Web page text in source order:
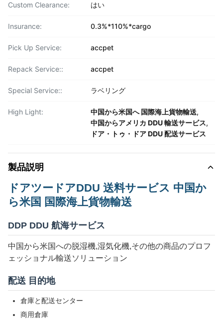
Custom Clearance: はい
Insurance: 0.3%*110%*cargo
Pick Up Service: accpet
Repack Service:: accpet
Special Service:: ラベリング
High Light: 中国から米国へ 国際海上貨物輸送,
中国からアメリカ DDU 輸送サービス,
ドア・トゥ・ドア DDU 配送サービス
製品説明
ドアツードアDDU 送料サービス 中国か
ら米国 国際海上貨物輸送
DDP DDU 航海サービス
中国から米国への脱湿機,湿気化機,その他の商品のプロフ
ェッショナル輸送ソリューション
配送 目的地
倉庫と配送センター
商用倉庫